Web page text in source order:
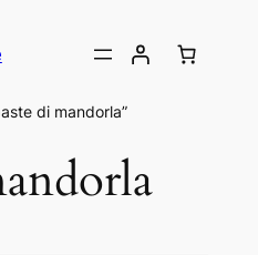
di mandorla”